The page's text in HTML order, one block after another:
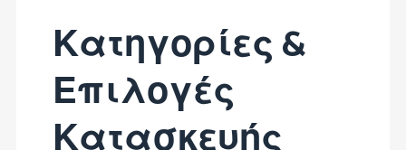
Κατηγορίες &
Επιλογές